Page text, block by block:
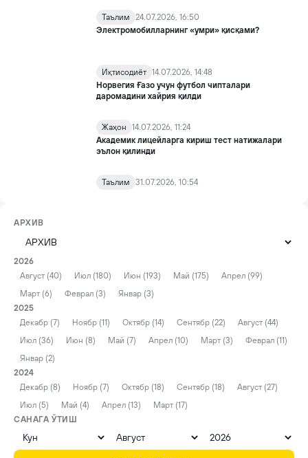
Таълим
24.07.2026, 16:50
Электромобилларнинг «умри» қисқами?
Иқтисодиёт 14.07.2026, 14:48
Норвегия Ғазо учун футбол чипталари
даромадини хайрия қилди
Жаҳон
14.07.2026, 11:24
Академик лицейларга кириш тест натижалари
эълон қилинди
Таълим 31.07.2026, 10:54
АРХИВ
2026
Август (40)
Июл (180) Июн (193) Май (175)
Апрел (99)
Март (6)
Феврал (3)
Январ (3)
2025
Декабр (7)
Ноябр (11) Октябр (14) Сентябр (22)
Август (44)
Июл (36)
Июн (8) Май (7) Апрел (10) Март (3)
Феврал (11)
Январ (2)
2024
Декабр (8)
Ноябр (7) Октябр (18) Сентябр (18)
Август (27)
Июл (5)
Май (4) Апрел (13)
Март (17)
САНАГА ЎТИШ